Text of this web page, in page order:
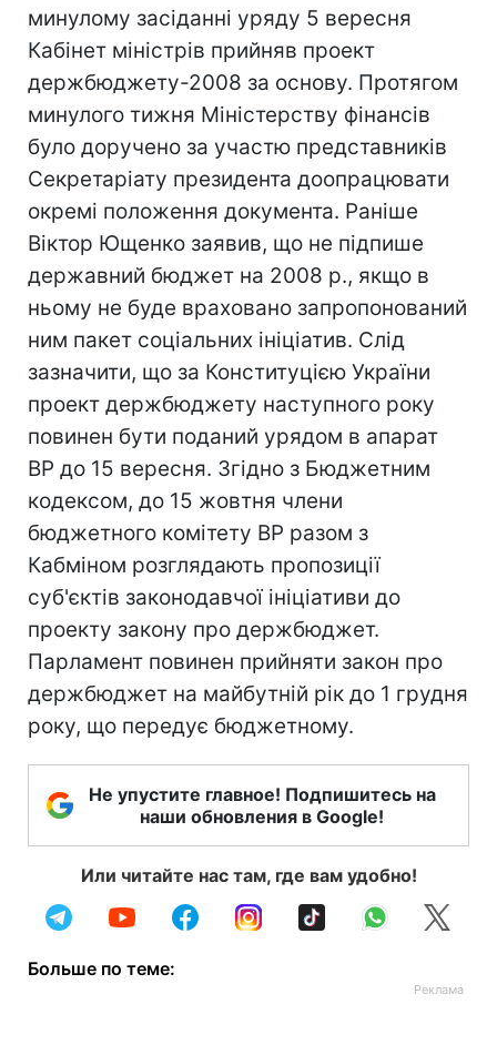
минулому засіданні уряду 5 вересня
Кабінет міністрів прийняв проект
держбюджету-2008 за основу. Протягом
минулого тижня Міністерству фінансів
було доручено за участю представників
Секретаріату президента доопрацювати
окремі положення документа. Раніше
Віктор Ющенко заявив, що не підпише
державний бюджет на 2008 р., якщо в
ньому не буде враховано запропонований
ним пакет соціальних ініціатив. Слід
зазначити, що за Конституцією України
проект держбюджету наступного року
повинен бути поданий урядом в апарат
ВР до 15 вересня. Згідно з Бюджетним
кодексом, до 15 жовтня члени
бюджетного комітету ВР разом з
Кабміном розглядають пропозиції
суб'єктів законодавчої ініціативи до
проекту закону про держбюджет.
Парламент повинен прийняти закон про
держбюджет на майбутній рік до 1 грудня
року, що передує бюджетному.
Не упустите главное! Подпишитесь на
наши обновления в Google!
Или читайте нас там, где вам удобно!
Больше по теме: